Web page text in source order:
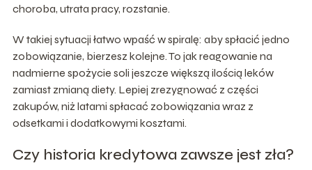
choroba, utrata pracy, rozstanie.
W takiej sytuacji łatwo wpaść w spiralę: aby spłacić jedno
zobowiązanie, bierzesz kolejne. To jak reagowanie na
nadmierne spożycie soli jeszcze większą ilością leków
zamiast zmianą diety. Lepiej zrezygnować z części
zakupów, niż latami spłacać zobowiązania wraz z
odsetkami i dodatkowymi kosztami.
Czy historia kredytowa zawsze jest zła?